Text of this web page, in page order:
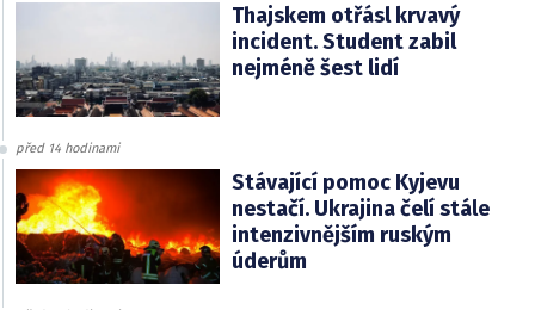
Thajskem otřásl krvavý
incident. Student zabil
nejméně šest lidí
před 14 hodinami
Stávající pomoc Kyjevu
nestačí. Ukrajina čelí stále
intenzivnějším ruským
úderům